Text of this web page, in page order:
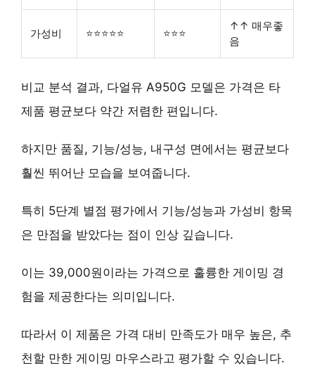
가성비 ⭐⭐⭐⭐⭐ ⭐⭐⭐
↑↑ 매우좋
음
비교 분석 결과, 다얼유 A950G 모델은 가격은 타
제품 평균보다 약간 저렴한 편입니다.
하지만 품질, 기능/성능, 내구성 면에서는 평균보다
훨씬 뛰어난 모습을 보여줍니다.
특히 5단계 별점 평가에서 기능/성능과 가성비 항목
은 만점을 받았다는 점이 인상 깊습니다.
이는 39,000원이라는 가격으로 훌륭한 게이밍 경
험을 제공한다는 의미입니다.
따라서 이 제품은 가격 대비 만족도가 매우 높은, 추
천할 만한 게이밍 마우스라고 평가할 수 있습니다.